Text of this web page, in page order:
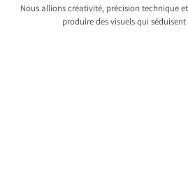
Nous allions créativité, précision technique
produire des visuels qui